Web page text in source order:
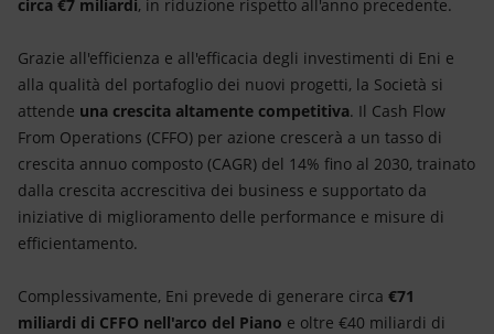
circa €7 miliardi, in riduzione rispetto all'anno precedente.
Grazie all'efficienza e all'efficacia degli investimenti di Eni e
alla qualità del portafoglio dei nuovi progetti, la Società si
attende una crescita altamente competitiva. Il Cash Flow
From Operations (CFFO) per azione crescerà a un tasso di
crescita annuo composto (CAGR) del 14% fino al 2030, trainato
dalla crescita accrescitiva dei business e supportato da
iniziative di miglioramento delle performance e misure di
efficientamento.
Complessivamente, Eni prevede di generare circa €71
miliardi di CFFO nell'arco del Piano e oltre €40 miliardi di